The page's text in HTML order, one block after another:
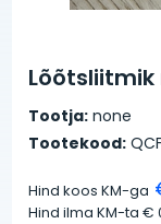
Lõõtsliitmik
Tootja: none
Tootekood:
Hind koos KM-ga
Hind ilma KM-ta€